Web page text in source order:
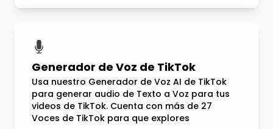
Generador de Voz de TikTok
Usa nuestro Generador de Voz AI de TikTok
para generar audio de Texto a Voz para tus
videos de TikTok. Cuenta con más de 27
Voces de TikTok para que explores